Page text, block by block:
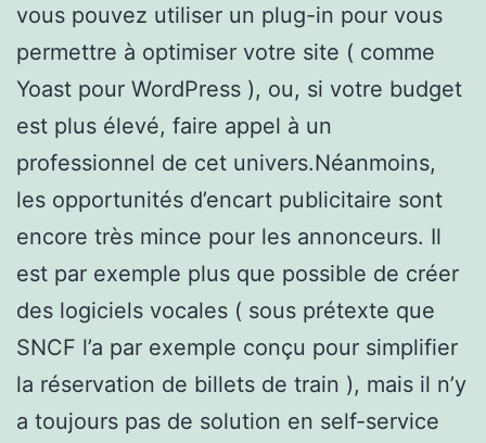
vous pouvez utiliser un plug-in pour vous
permettre à optimiser votre site ( comme
Yoast pour WordPress ), ou, si votre budget
est plus élevé, faire appel à un
professionnel de cet univers.Néanmoins,
les opportunités d’encart publicitaire sont
encore très mince pour les annonceurs. Il
est par exemple plus que possible de créer
des logiciels vocales ( sous prétexte que
SNCF l’a par exemple conçu pour simplifier
la réservation de billets de train ), mais il n’y
a toujours pas de solution en self-service